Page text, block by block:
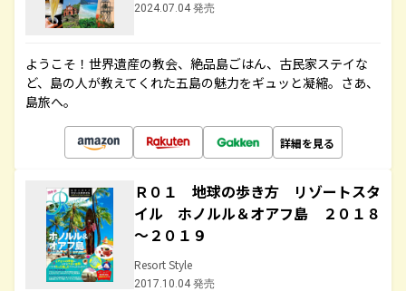
2024.07.04 発売
ようこそ！世界遺産の教会、絶品島ごはん、古民家ステイな
ど、島の人が教えてくれた五島の魅力をギュッと凝縮。さあ、
島旅へ。
詳細を見る
Ｒ０１ 地球の歩き方 リゾートスタ
イル ホノルル＆オアフ島 ２０１８
～２０１９
Resort Style
2017.10.04 発売